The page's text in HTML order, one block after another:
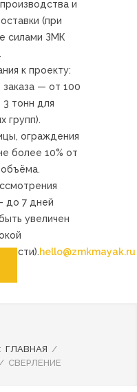
и
(при
силами ЗМК
к проекту:
— от 100
3 тонн для
групп).
ограждения
более 10% от
до 7 дней
увеличен
hello@zmkmayak.ru
ГЛАВНАЯ /
СВЕРЛЕНИЕ